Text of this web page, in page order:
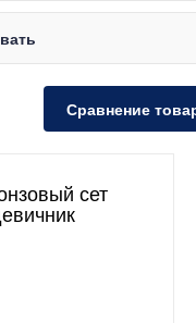
Сравнение
сет